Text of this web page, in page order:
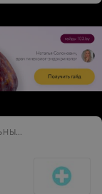
ДЕТСКИЙ РЕАБИЛИТАЦИОННО-ОЗДОРОВИТЕЛЬНЫЙ ЦЕНТР